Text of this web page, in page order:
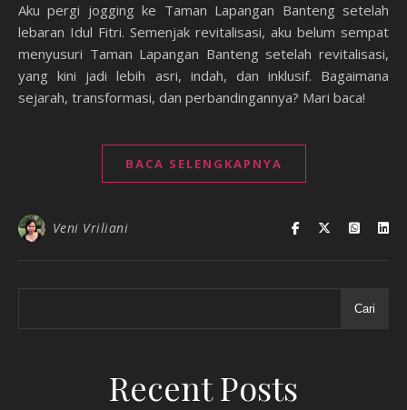
Aku pergi jogging ke Taman Lapangan Banteng setelah
lebaran Idul Fitri. Semenjak revitalisasi, aku belum sempat
menyusuri Taman Lapangan Banteng setelah revitalisasi,
yang kini jadi lebih asri, indah, dan inklusif. Bagaimana
sejarah, transformasi, dan perbandingannya? Mari baca!
BACA SELENGKAPNYA
Veni Vriliani
Cari
Recent Posts